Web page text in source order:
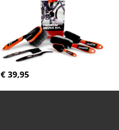
€ 39,95